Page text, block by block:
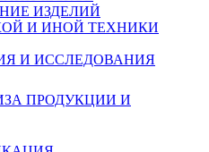
ИЗДЕЛИЙ
И ИНОЙ ТЕХНИКИ
И ИССЛЕДОВАНИЯ
ПРОДУКЦИИ И